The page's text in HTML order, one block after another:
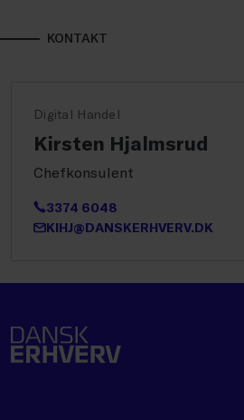
KONTAKT
Digital Handel
Kirsten Hjalmsrud
Chefkonsulent
3374 6048
KIHJ@DANSKERHVERV.DK